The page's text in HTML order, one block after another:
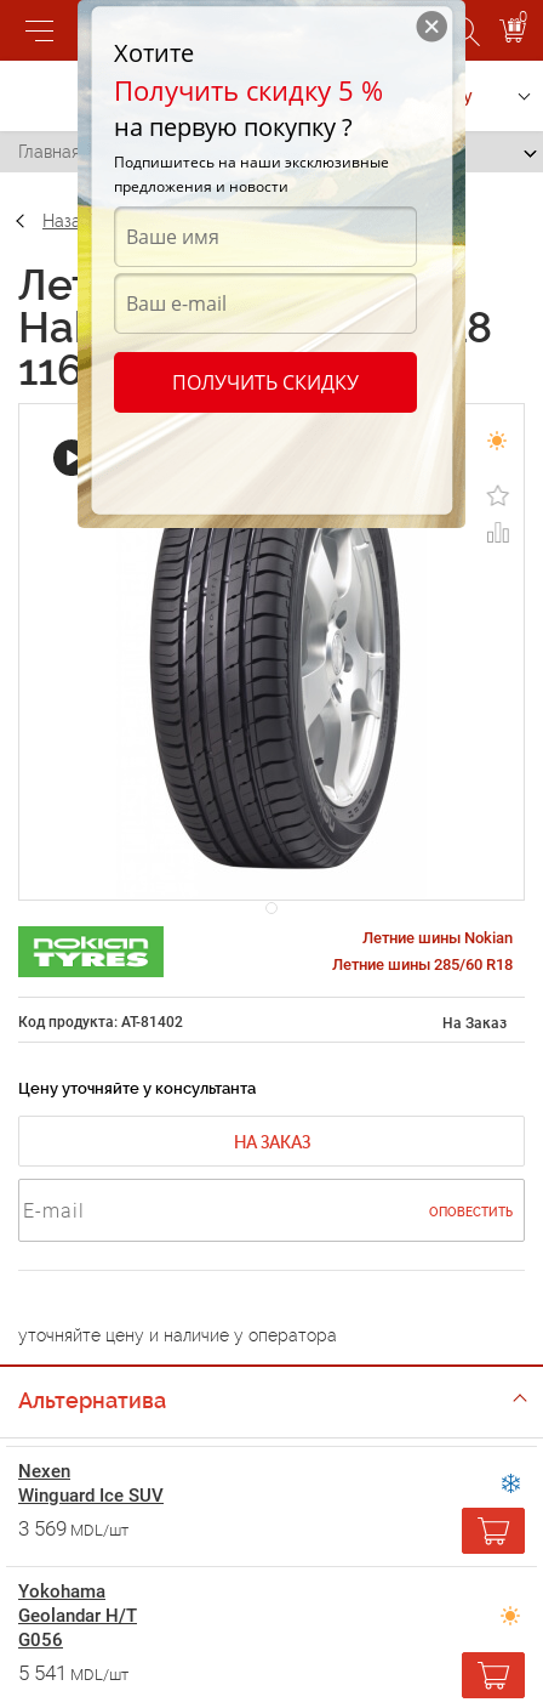
0
Позвонить Заказать услугу
Главная / Nokian Hakka Blue 285/60 R18 116N
Назад
Летние шины Nokian
Hakka Blue 285/60 R18
116N
Летние шины Nokian
Летние шины 285/60 R18
Код продукта: AT-81402 На Заказ
Цену уточняйте у консультанта
НА ЗАКАЗ
ОПОВЕСТИТЬ
уточняйте цену и наличие у оператора
Альтернатива
Nexen
Winguard Ice SUV
3 569 MDL/шт
Yokohama
Geolandar H/T
G056
5 541 MDL/шт
Хотите
Получить скидку 5 %
на первую покупку ?
Подпишитесь на наши эксклюзивные
предложения и новости
ПОЛУЧИТЬ СКИДКУ